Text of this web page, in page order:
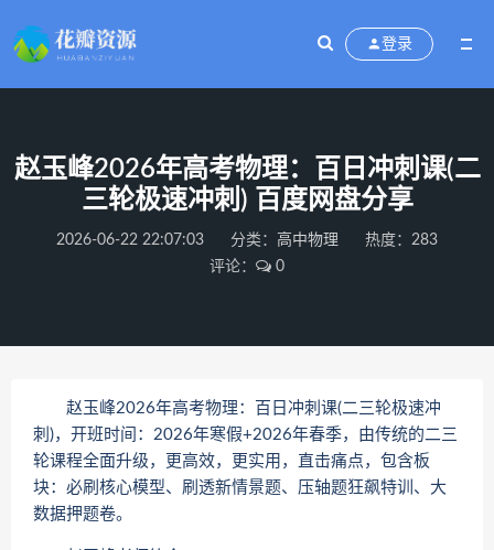
登录
赵玉峰2026年高考物理：百日冲刺课(二
三轮极速冲刺) 百度网盘分享
2026-06-22 22:07:03 分类： 高中物理
热度：283
评论：
0
赵玉峰2026年高考物理：百日冲刺课(二三轮极速冲
刺)，开班时间：2026年寒假+2026年春季，由传统的二三
轮课程全面升级，更高效，更实用，直击痛点，包含板
块：必刷核心模型、刷透新情景题、压轴题狂飙特训、大
数据押题卷。